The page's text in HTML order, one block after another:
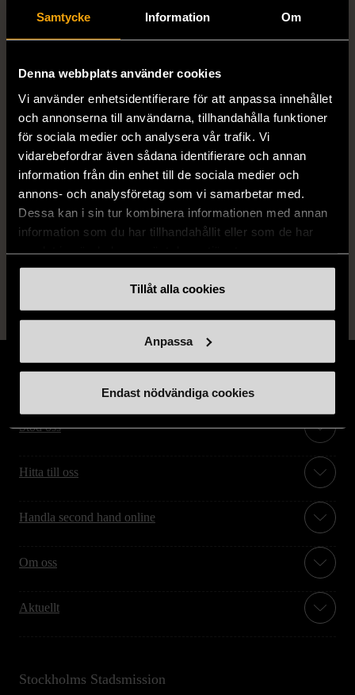
Samtycke Information Om
Denna webbplats använder cookies
Vi använder enhetsidentifierare för att anpassa innehållet
och annonserna till användarna, tillhandahålla funktioner
för sociala medier och analysera vår trafik. Vi
vidarebefordrar även sådana identifierare och annan
information från din enhet till de sociala medier och
annons- och analysföretag som vi samarbetar med.
Dessa kan i sin tur kombinera informationen med annan
information som du har tillhandahållit eller som de har
Tillåt alla cookies
Anpassa
Endast nödvändiga cookies
Helium 5 Den sista kampen
ISBN Se bilder
Skick Mycket gott skick
Produkten är sparsamt använd, är av fin
kvalitet och ska inte ha några skador eller
förslitningar.
Stöd oss
Hitta till oss
Handla second hand online
Om oss
Aktuellt
Stockholms Stadsmission